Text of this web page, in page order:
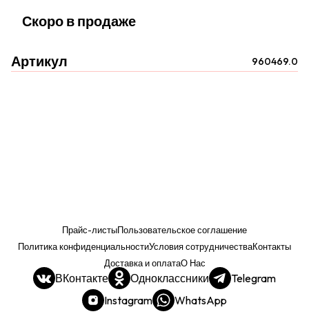
Скоро в продаже
Артикул 960469.0
Прайс-листыПользовательское соглашение
Политика конфиденциальностиУсловия сотрудничестваКонтакты
Доставка и оплатаО Нас
ВКонтакте Одноклассники
Telegram
Instagram
WhatsApp